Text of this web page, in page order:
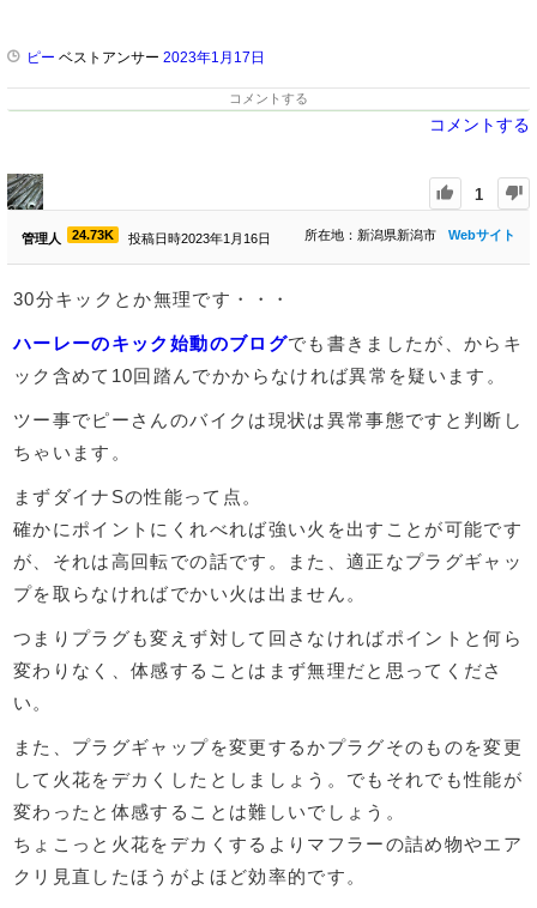
ピー ベストアンサー 2023年1月17日
コメントする
コメントする
1
管理人 24.73K 投稿日時2023年1月16日 Webサイト
所在地：新潟県新潟市
30分キックとか無理です・・・
ハーレーのキック始動のブログでも書きましたが、からキ
ック含めて10回踏んでかからなければ異常を疑います。
ツー事でピーさんのバイクは現状は異常事態ですと判断し
ちゃいます。
まずダイナSの性能って点。
確かにポイントにくれべれば強い火を出すことが可能です
が、それは高回転での話です。また、適正なプラグギャッ
プを取らなければでかい火は出ません。
つまりプラグも変えず対して回さなければポイントと何ら
変わりなく、体感することはまず無理だと思ってくださ
い。
また、プラグギャップを変更するかプラグそのものを変更
して火花をデカくしたとしましょう。でもそれでも性能が
変わったと体感することは難しいでしょう。
ちょこっと火花をデカくするよりマフラーの詰め物やエア
クリ見直したほうがよほど効率的です。